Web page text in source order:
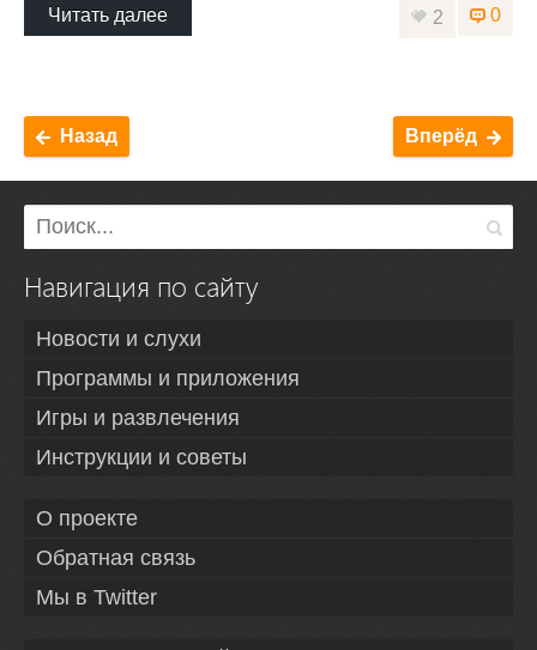
0
2
Читать далее
Вперёд
Назад
Навигация по сайту
Новости и слухи
Программы и приложения
Игры и развлечения
Инструкции и советы
О проекте
Обратная связь
Мы в Twitter